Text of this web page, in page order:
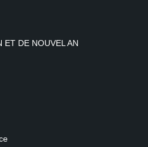
ET DE NOUVEL AN